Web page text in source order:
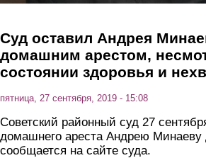
Суд оставил Андрея
домашним арестом,
состоянии здоровья и
пятница, 27 сентября, 2019 - 15:08
Советский районный суд 27
домашнего ареста Андрею Минаеву
сообщается на сайте суда.